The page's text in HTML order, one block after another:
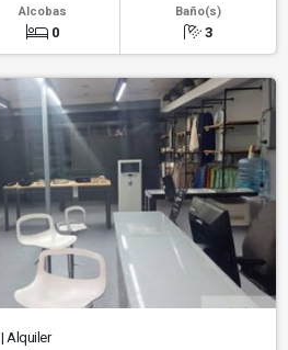
Alcobas
0
Baño(s)
3
| Alquiler